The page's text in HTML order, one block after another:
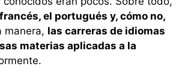
francés, el portugués y, cómo no,
manera, las carreras de idiomas
materias aplicadas a la